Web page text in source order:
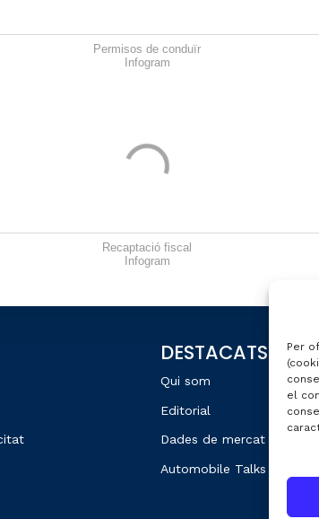
Per
el
Permisos de conduïr
Infogram
Recaptació fiscal
Infogram
DESTACATS
Qui som
Editorial
Dades de mercat
Automobile Talks